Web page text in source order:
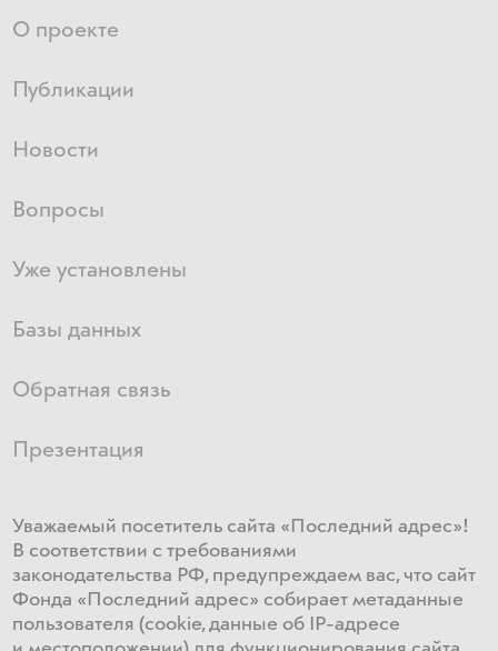
О проекте
Публикации
Новости
Вопросы
Уже установлены
Базы данных
Обратная связь
Презентация
Уважаемый посетитель сайта «Последний адрес»!
В соответствии с требованиями
законодательства РФ, предупреждаем вас, что сайт
Фонда «Последний адрес» собирает метаданные
пользователя (cookie, данные об IP-адресе